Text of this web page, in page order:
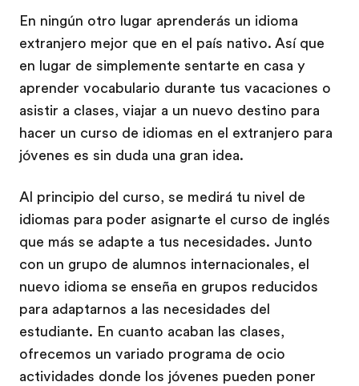
En ningún otro lugar aprenderás un idioma
extranjero mejor que en el país nativo. Así que
en lugar de simplemente sentarte en casa y
aprender vocabulario durante tus vacaciones o
asistir a clases, viajar a un nuevo destino para
hacer un curso de idiomas en el extranjero para
jóvenes es sin duda una gran idea.
Al principio del curso, se medirá tu nivel de
idiomas para poder asignarte el curso de inglés
que más se adapte a tus necesidades. Junto
con un grupo de alumnos internacionales, el
nuevo idioma se enseña en grupos reducidos
para adaptarnos a las necesidades del
estudiante. En cuanto acaban las clases,
ofrecemos un variado programa de ocio
actividades donde los jóvenes pueden poner